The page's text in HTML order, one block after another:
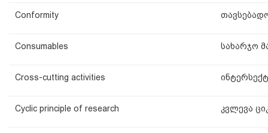
Conformity
Consumables სახარჯო
Cross-cutting activities
Cyclic principle of research კვლევა